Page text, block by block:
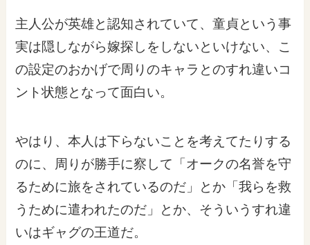
主人公が英雄と認知されていて、童貞という事
実は隠しながら嫁探しをしないといけない、こ
の設定のおかげで周りのキャラとのすれ違いコ
ント状態となって面白い。
やはり、本人は下らないことを考えてたりする
のに、周りが勝手に察して「オークの名誉を守
るために旅をされているのだ」とか「我らを救
うために遣われたのだ」とか、そういうすれ違
いはギャグの王道だ。